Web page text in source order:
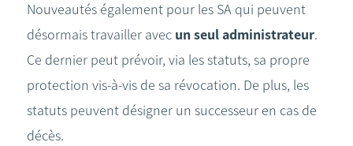
Nouveautés également pour les SA qui peuvent
désormais travailler avec un seul administrateur.
Ce dernier peut prévoir, via les statuts, sa propre
protection vis-à-vis de sa révocation. De plus, les
statuts peuvent désigner un successeur en cas de
décès.